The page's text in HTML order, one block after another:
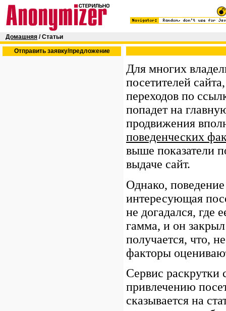
Домашняя / Статьи
Отправить заявку/предложение
Для многих
посетителей
переходов по
попадет на
продвижения
поведенческих
выше показатели
выдаче сайт.
Однако,
интересующая
не догадался, где
гамма, и он
получается, что,
факторы
Сервис раскрутки
привлечению
сказывается на